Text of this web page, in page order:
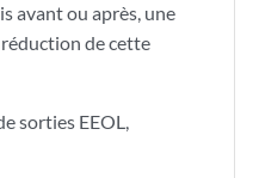
avant ou après, une
réduction de cette
sorties EEOL,